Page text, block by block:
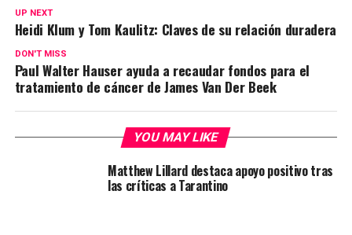
UP NEXT
Heidi Klum y Tom Kaulitz: Claves de su relación duradera
DON'T MISS
Paul Walter Hauser ayuda a recaudar fondos para el
tratamiento de cáncer de James Van Der Beek
YOU MAY LIKE
Matthew Lillard destaca apoyo positivo tras
las críticas a Tarantino